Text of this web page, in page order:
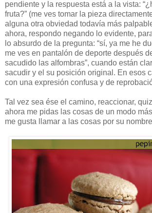
pendiente y la respuesta está a la vista:
fruta?” (me ves tomar la pieza
alguna otra obviedad todavía más
ahora, respondo negando lo evidente,
lo absurdo de la pregunta: “sí, ya me he
me ves en pantalón de deporte después
sacudido las alfombras”, cuando están
sacudir y el su posición original. En esos
con una expresión confusa y de
Tal vez sea ése el camino, reaccionar,
ahora me pidas las cosas de un modo
me gusta llamar a las cosas por su